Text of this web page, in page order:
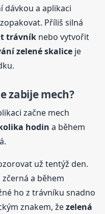
dávkou a aplikaci
Příliš silná
trávník nebo vytvořit
zelenéskalice je
zabije mech?
začne mech
hodin a během
už tentýž den.
a během
ho z trávníku snadno
znakem, žezelená